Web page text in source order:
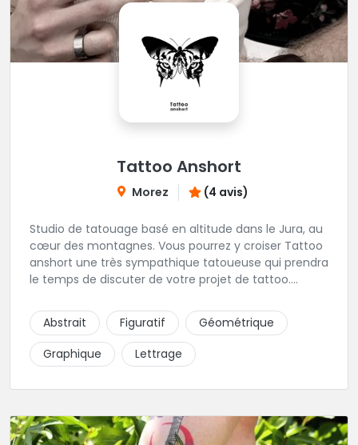
Tattoo Anshort
Morez (4 avis)
Studio de tatouage basé en altitude dans le Jura, au
cœur des montagnes. Vous pourrez y croiser Tattoo
anshort une très sympathique tatoueuse qui prendra
le temps de discuter de votre projet de tattoo.
piquer la peau à la montagne ! Elle maîtrise les
lettrages et les aplats de noir. N’hésitez pas à la
contacter pour lui soumettre votre projet.
Abstrait Figuratif
Géométrique
Graphique
Lettrage